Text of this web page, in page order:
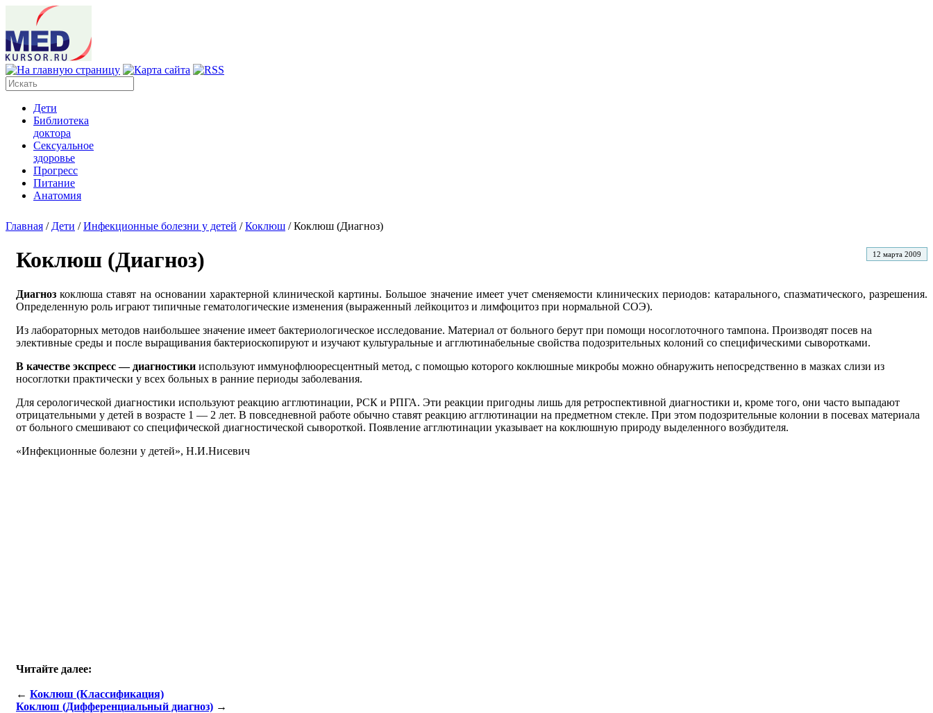
Дети
Библиотека
доктора
Сексуальное
здоровье
Прогресс
Питание
Анатомия
Главная / Дети /Инфекционные болезни у детей /Коклюш /Коклюш (Диагноз)
12 марта 2009
Коклюш (Диагноз)
Диагноз коклюша ставят на основании характерной клинической картины. Большое значение имеет учет сменяемости клинических периодов: катарального, спазматического, разрешения.
Определенную роль играют типичные гематологические изменения (выраженный лейкоцитоз и лимфоцитоз при нормальной СОЭ).
Из лабораторных методов наибольшее значение имеет бактериологическое исследование. Материал от больного берут при помощи носоглоточного тампона. Производят посев на
элективные среды и после выращивания бактериоскопируют и изучают культуральные и агглютинабельные свойства подозрительных колоний со специфическими сыворотками.
В качестве экспресс — диагностики используют иммунофлюоресцентный метод, с помощью которого коклюшные микробы можно обнаружить непосредственно в мазках слизи из
носоглотки практически у всех больных в ранние периоды заболевания.
Для серологической диагностики используют реакцию агглютинации, РСК и РПГА. Эти реакции пригодны лишь для ретроспективной диагностики и, кроме того, они часто выпадают
отрицательными у детей в возрасте 1 — 2 лет. В повседневной работе обычно ставят реакцию агглютинации на предметном стекле. При этом подозрительные колонии в посевах материала
от больного смешивают со специфической диагностической сывороткой. Появление агглютинации указывает на коклюшную природу выделенного возбудителя.
«Инфекционные болезни у детей», Н.И.Нисевич
Читайте далее:
← Коклюш (Классификация)
Коклюш (Дифференциальный диагноз) →